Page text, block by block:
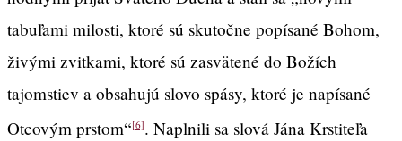
tabuľami milosti, ktoré sú skutočne popísané Bohom,
živými zvitkami, ktoré sú zasvätené do Božích
tajomstiev a obsahujú slovo spásy, ktoré je napísané
Otcovým prstom“[6]. Naplnili sa slová Jána Krstiteľa